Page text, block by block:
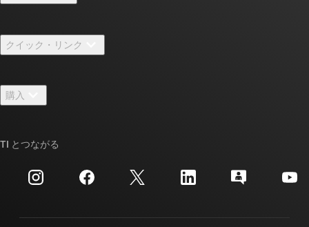
採用情報
ニュース
イベント
投資家向け情報
クイック・リンク
TI E2E™ 設計サポート・フォーラム
クロスリファレンス検索
カスタマー・サポート・センター
購入
ご注文に関する FAQ
TI とつながる